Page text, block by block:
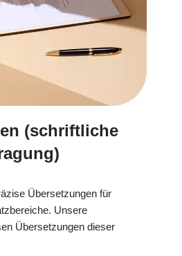
(schriftliche
Übersetzungen für
Unsere
Übersetzungen dieser